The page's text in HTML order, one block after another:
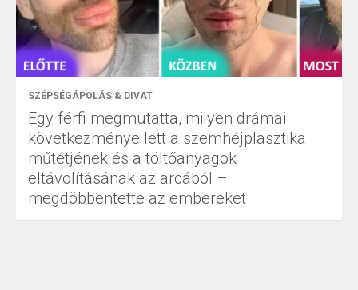
SZÉPSÉGÁPOLÁS & DIVAT
Egy férfi megmutatta, milyen drámai
következménye lett a szemhéjplasztika
műtétjének és a töltőanyagok
eltávolításának az arcából –
megdöbbentette az embereket